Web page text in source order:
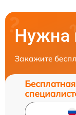
Нужна
Закажите